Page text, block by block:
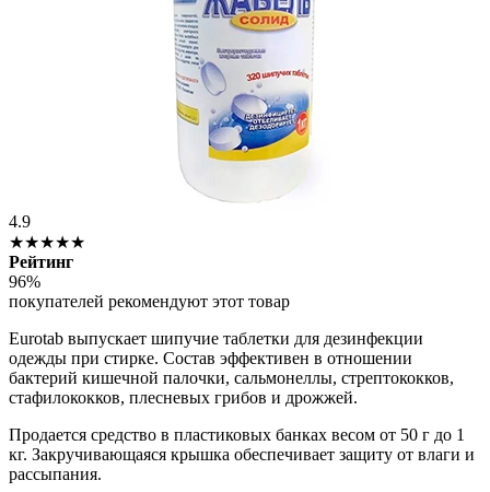
4.9
★★★★★
Рейтинг
96%
покупателей рекомендуют этот товар
Eurotab выпускает шипучие таблетки для дезинфекции
одежды при стирке. Состав эффективен в отношении
бактерий кишечной палочки, сальмонеллы, стрептококков,
стафилококков, плесневых грибов и дрожжей.
Продается средство в пластиковых банках весом от 50 г до 1
кг. Закручивающаяся крышка обеспечивает защиту от влаги и
рассыпания.